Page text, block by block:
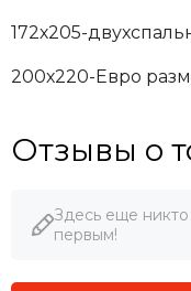
172х205-
200х220-Евро
Отзывы о
Здесь еще никто
первым!